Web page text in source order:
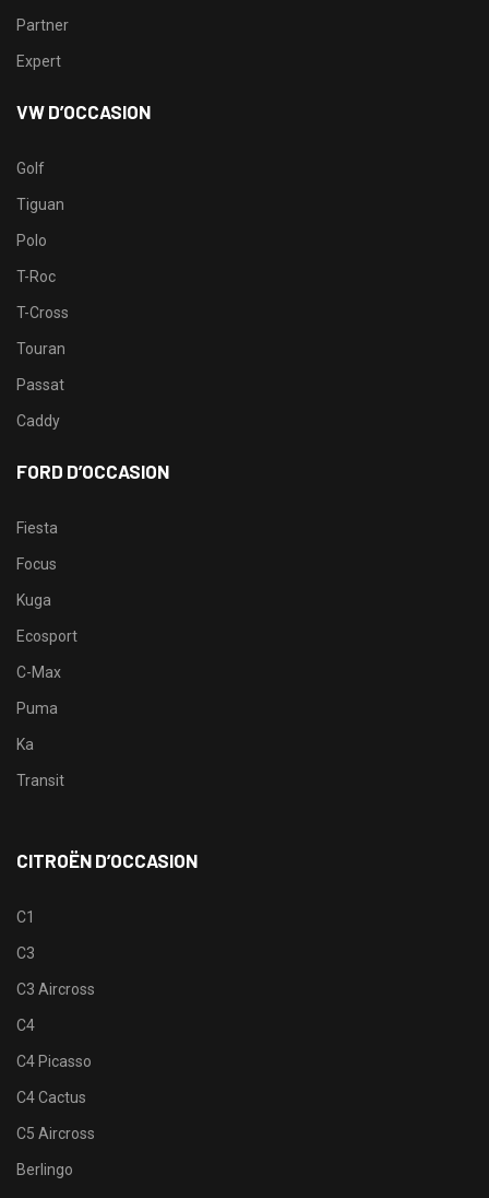
Partner
Expert
VW D’OCCASION
Golf
Tiguan
Polo
T-Roc
T-Cross
Touran
Passat
Caddy
FORD D’OCCASION
Fiesta
Focus
Kuga
Ecosport
C-Max
Puma
Ka
Transit
CITROËN D’OCCASION
C1
C3
C3 Aircross
C4
C4 Picasso
C4 Cactus
C5 Aircross
Berlingo